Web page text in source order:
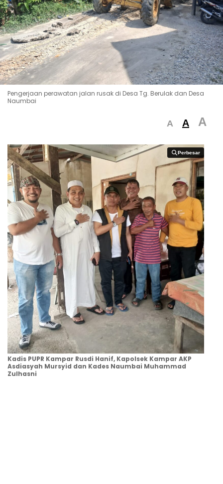
Pengerjaan perawatan jalan rusak di Desa Tg. Berulak dan Desa
Naumbai
A A A
Perbesar
Perbesar
Kadis PUPR Kampar Rusdi Hanif, Kapolsek Kampar AKP
Asdiasyah Mursyid dan Kades Naumbai Muhammad
Zulhasni